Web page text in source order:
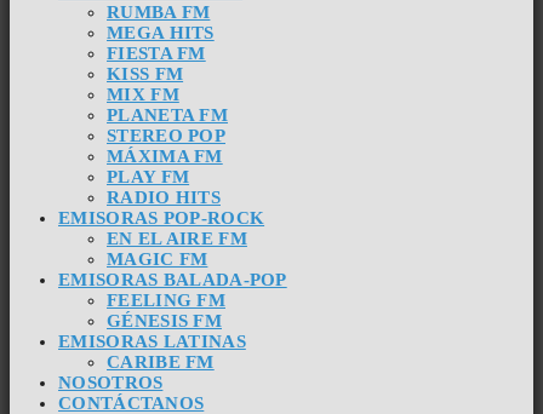
RUMBA FM
MEGA HITS
FIESTA FM
KISS FM
MIX FM
PLANETA FM
STEREO POP
MÁXIMA FM
PLAY FM
RADIO HITS
EMISORAS POP-ROCK
EN EL AIRE FM
MAGIC FM
EMISORAS BALADA-POP
FEELING FM
GÉNESIS FM
EMISORAS LATINAS
CARIBE FM
NOSOTROS
CONTÁCTANOS